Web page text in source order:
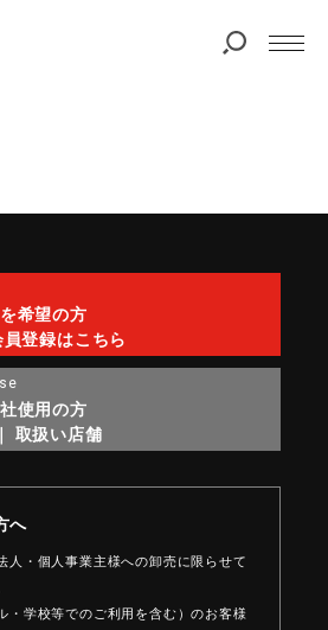
希望の方
登録はこちら
使用の方
取扱い店舗
へ
人・個人事業主様への卸売に限らせて
・学校等でのご利用を含む）のお客様